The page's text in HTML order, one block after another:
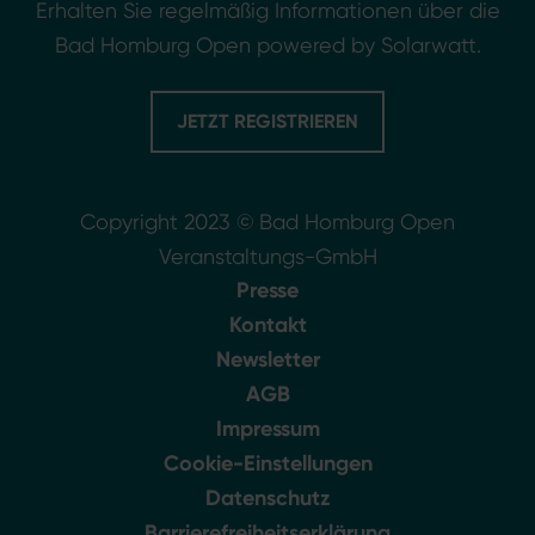
Erhalten Sie regelmäßig Informationen über die
Bad Homburg Open powered by Solarwatt.
JETZT REGISTRIEREN
Copyright 2023 © Bad Homburg Open
Veranstaltungs-GmbH
Presse
Kontakt
Newsletter
AGB
Impressum
Cookie-Einstellungen
Datenschutz